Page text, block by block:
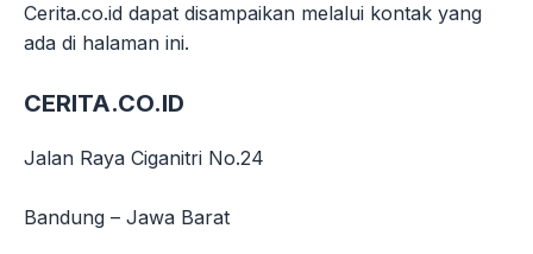
Cerita.co.id dapat disampaikan melalui kontak yang
ada di halaman ini.
CERITA.CO.ID
Jalan Raya Ciganitri No.24
Bandung – Jawa Barat